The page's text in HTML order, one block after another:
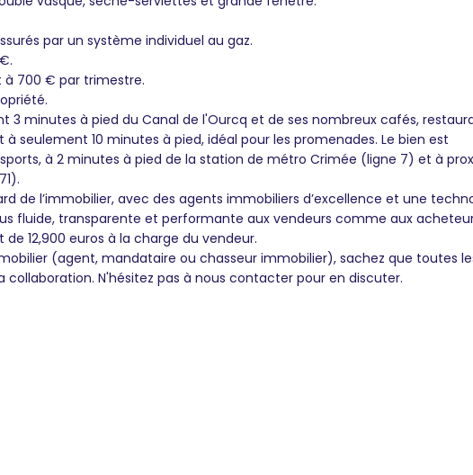
par un système individuel au gaz.
à 700 € par trimestre.
3 minutes à pied du Canal de l'Ourcq et de ses nombreux cafés,
seulement 10 minutes à pied, idéal pour les promenades. Le bien est
à 2 minutes à pied de la station de métro Crimée (ligne 7) et à
de l’immobilier, avec des agents immobiliers d’excellence et une
fluide, transparente et performante aux vendeurs comme aux
12,900 euros à la charge du vendeur.
(agent, mandataire ou chasseur immobilier), sachez que toutes
collaboration. N'hésitez pas à nous contacter pour en discuter.